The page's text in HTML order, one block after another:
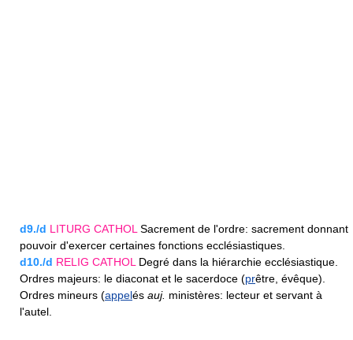
d9./d LITURG CATHOLSacrement de l'ordre: sacrement donnant
pouvoir d'exercer certaines fonctions ecclésiastiques.
d10./d RELIG CATHOLDegré dans la hiérarchie ecclésiastique.
Ordres majeurs: le diaconat et le sacerdoce (prêtre, évêque).
Ordres mineurs (appelés auj. ministères: lecteur et servant à
l'autel.